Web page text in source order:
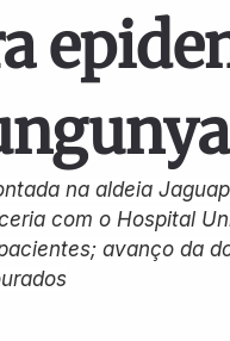
na aldeia
com o Hospital
avanço da